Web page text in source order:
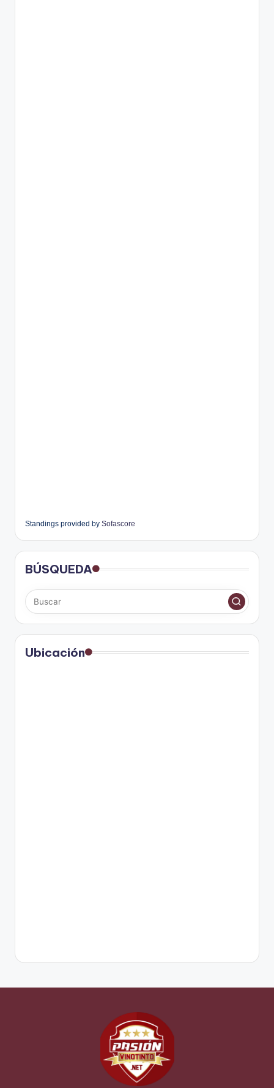
Standings provided by Sofascore
BÚSQUEDA
Ubicación